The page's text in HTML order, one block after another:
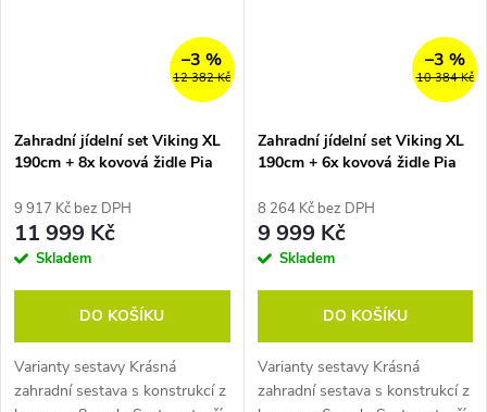
12 382 Kč
–3 %
Zahradní jídelní set Viking XL
190cm + 8x kovová židle Pia
9 917 Kč bez DPH
11 999 Kč
Skladem
DO KOŠÍKU
Varianty sestavy Krásná
zahradní sestava s konstrukcí z
10 384 Kč
–3 %
Zahradní jídelní set Viking XL
190cm + 6x kovová židle Pia
8 264 Kč bez DPH
9 999 Kč
Skladem
DO KOŠÍKU
Varianty sestavy Krásná
zahradní sestava s konstrukcí z